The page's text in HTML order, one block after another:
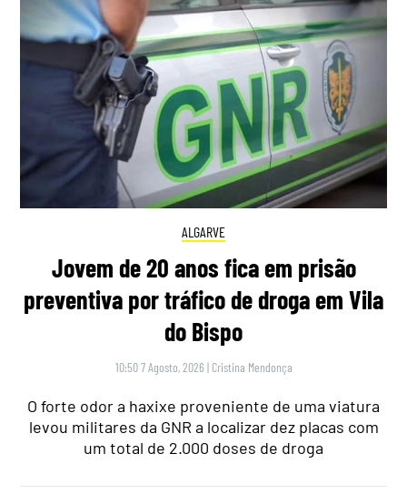
ALGARVE
Jovem de 20 anos fica em prisão
preventiva por tráfico de droga em Vila
do Bispo
10:50 7 Agosto, 2026 | Cristina Mendonça
O forte odor a haxixe proveniente de uma viatura
levou militares da GNR a localizar dez placas com
um total de 2.000 doses de droga